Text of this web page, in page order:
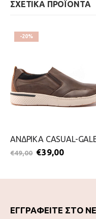
ΣΧΕΤΙΚΑ ΠΡΟΪΟΝΤΑ
-20%
€49,00 €39,00
ΕΓΓΡΑΦΕΙΤΕ ΣΤΟ